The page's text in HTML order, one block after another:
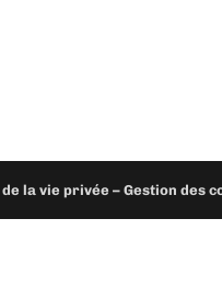
la vie privée – Gestion des